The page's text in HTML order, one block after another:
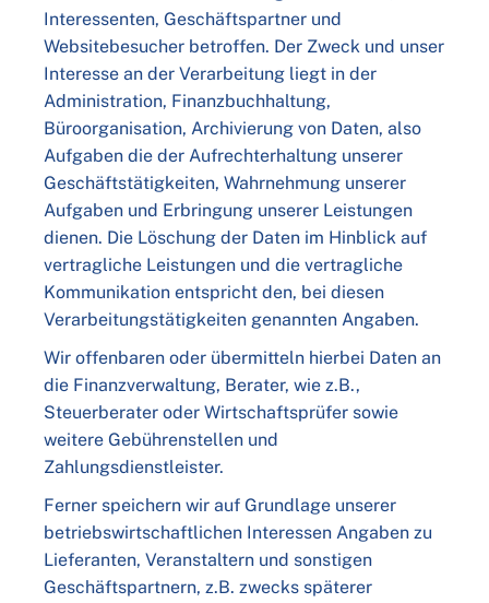
Interessenten, Geschäftspartner und
Websitebesucher betroffen. Der Zweck und unser
Interesse an der Verarbeitung liegt in der
Administration, Finanzbuchhaltung,
Büroorganisation, Archivierung von Daten, also
Aufgaben die der Aufrechterhaltung unserer
Geschäftstätigkeiten, Wahrnehmung unserer
Aufgaben und Erbringung unserer Leistungen
dienen. Die Löschung der Daten im Hinblick auf
vertragliche Leistungen und die vertragliche
Kommunikation entspricht den, bei diesen
Verarbeitungstätigkeiten genannten Angaben.
Wir offenbaren oder übermitteln hierbei Daten an
die Finanzverwaltung, Berater, wie z.B.,
Steuerberater oder Wirtschaftsprüfer sowie
weitere Gebührenstellen und
Zahlungsdienstleister.
Ferner speichern wir auf Grundlage unserer
betriebswirtschaftlichen Interessen Angaben zu
Lieferanten, Veranstaltern und sonstigen
Geschäftspartnern, z.B. zwecks späterer